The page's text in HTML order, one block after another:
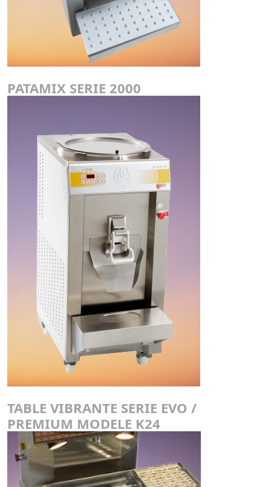
PATAMIX SERIE 2000
TABLE VIBRANTE SERIE EVO /
PREMIUM MODELE K24